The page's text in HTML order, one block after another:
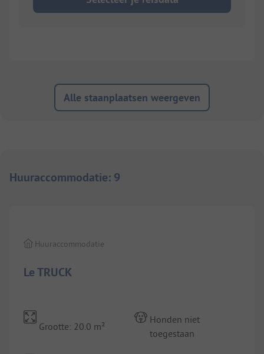
Alle staanplaatsen weergeven
Huuraccommodatie: 9
Le TRUCK
Huuraccommodatie
Grootte: 20.0 m²
Honden niet
toegestaan